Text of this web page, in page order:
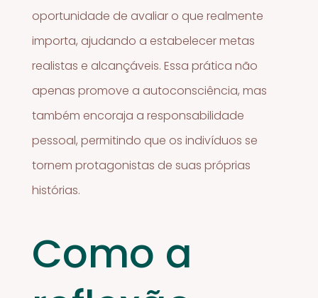
oportunidade de avaliar o que realmente
importa, ajudando a estabelecer metas
realistas e alcançáveis. Essa prática não
apenas promove a autoconsciência, mas
também encoraja a responsabilidade
pessoal, permitindo que os indivíduos se
tornem protagonistas de suas próprias
histórias.
Como a